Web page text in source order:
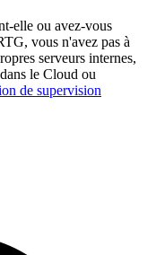
elle ou avez-vous
vous n'avez pas à
serveurs internes,
le Cloud ou
de supervision